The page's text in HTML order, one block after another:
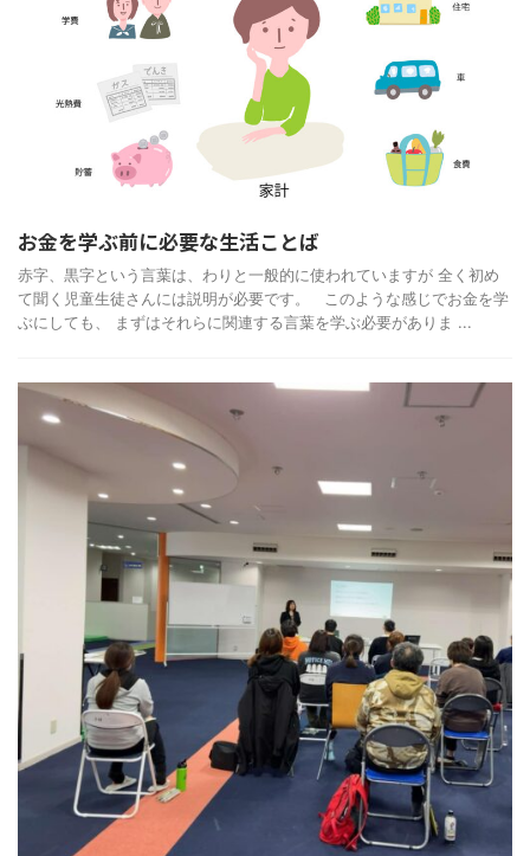
お金を学ぶ前に必要な生活ことば
赤字、黒字という言葉は、わりと一般的に使われていますが 全く初め
て聞く児童生徒さんには説明が必要です。 このような感じでお金を学
ぶにしても、 まずはそれらに関連する言葉を学ぶ必要がありま ...